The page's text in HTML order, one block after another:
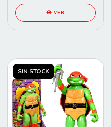
VER
SIN STOCK